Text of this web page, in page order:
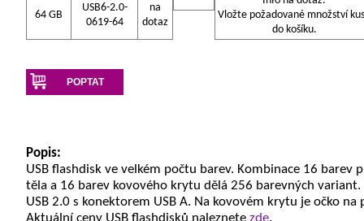
64 GB
USB6-2.0-
0619-64
na
dotaz
Vložte požadované množství
do košíku.
POPTAT
Popis:
USB flashdisk ve velkém počtu barev. Kombinace 16 barev
těla a 16 barev kovového krytu dělá 256 barevných variant.
USB 2.0 s konektorem USB A. Na kovovém krytu je očko na